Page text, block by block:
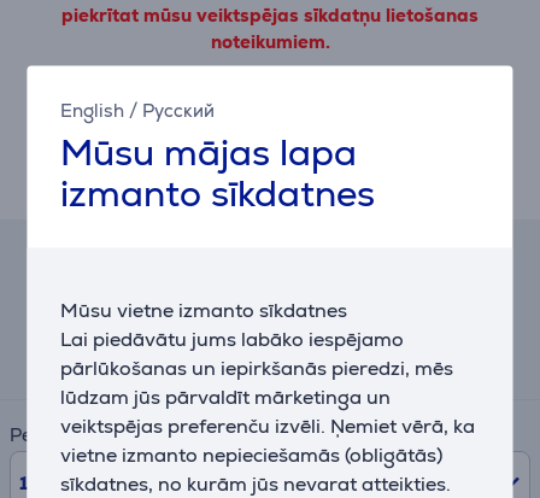
English / Русский
Mūsu mājas lapa
izmanto sīkdatnes
Mūsu vietne izmanto sīkdatnes
Lai piedāvātu jums labāko iespējamo
pārlūkošanas un iepirkšanās pieredzi, mēs
lūdzam jūs pārvaldīt mārketinga un
veiktspējas preferenču izvēli. Ņemiet vērā, ka
vietne izmanto nepieciešamās (obligātās)
sīkdatnes, no kurām jūs nevarat atteikties.
piekrītat mūsu veiktspējas sīkdatņu lietošanas
noteikumiem.
Apraksts
Aptuvens ikmēneša maksājums
30 €
Periods
10 mēn.